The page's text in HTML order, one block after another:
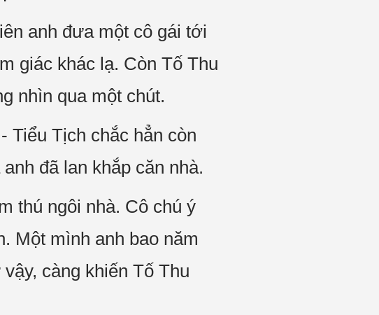
anh đưa một cô gái tới
giác khác lạ. Còn Tố Thu
nhìn qua một chút.
Tiểu Tịch chắc hẳn còn
đã lan khắp căn nhà.
thú ngôi nhà. Cô chú ý
Một mình anh bao năm
càng khiến Tố Thu